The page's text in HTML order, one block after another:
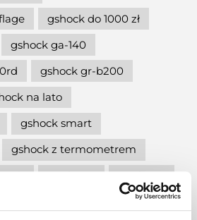
gshock do 1000 zł
gshock ga-140
gshock gr-b200
na lato
gshock smart
gshock z termometrem
gst-b200
gst-b300